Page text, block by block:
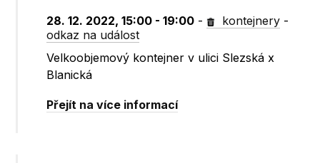
28. 12. 2022, 15:00 - 19:00 - kontejnery -
odkaz na událost
Velkoobjemový kontejner v ulici Slezská x
Blanická
Přejít na více informací